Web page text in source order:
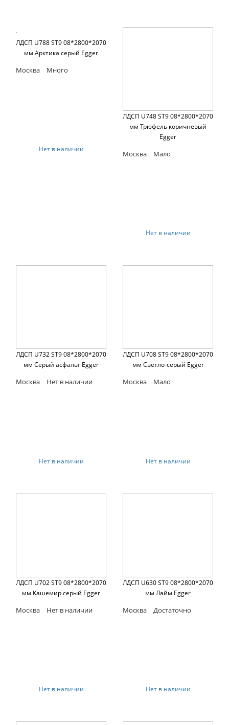
ЛДСП U788 ST9 08*2800*2070
мм Арктика серый Egger
Москва Много
Нет в наличии
ЛДСП U748 ST9 08*2800*2070
мм Трюфель коричневый
Egger
Москва Мало
Нет в наличии
ЛДСП U732 ST9 08*2800*2070
мм Серый асфальт Egger
Москва Нет в наличии
Нет в наличии
ЛДСП U708 ST9 08*2800*2070
мм Светло-серый Egger
Москва Мало
Нет в наличии
ЛДСП U702 ST9 08*2800*2070
мм Кашемир серый Egger
Москва Нет в наличии
Нет в наличии
ЛДСП U630 ST9 08*2800*2070
мм Лайм Egger
Москва Достаточно
Нет в наличии